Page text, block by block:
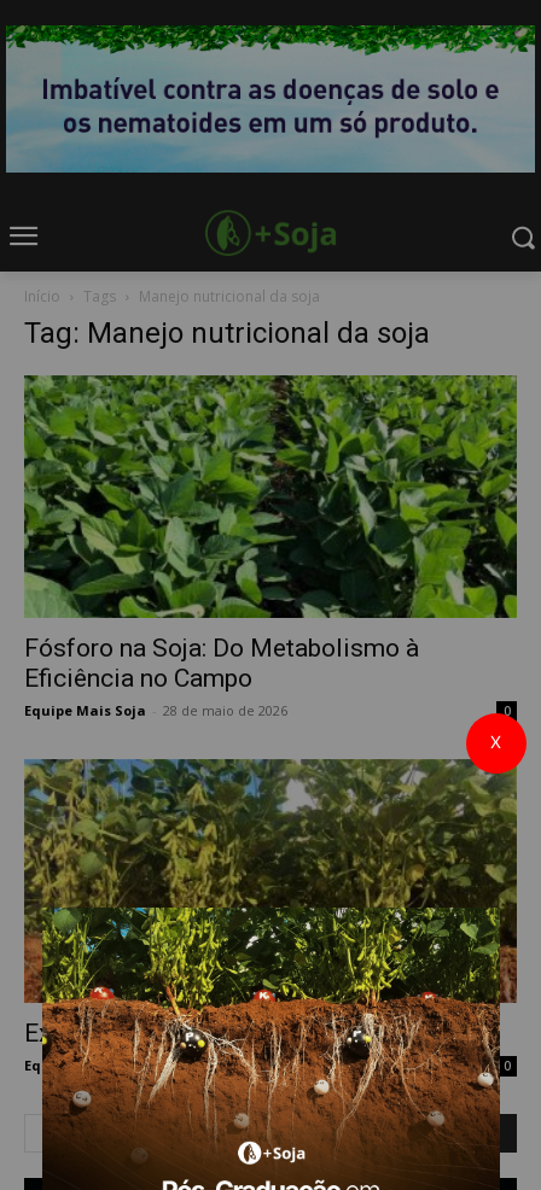
Início Tags Manejo nutricional da soja
Tag: Manejo nutricional da soja
Fósforo na Soja: Do Metabolismo à
Eficiência no Campo
Equipe Mais Soja 28 de maio de 2026 0
Exigências Nutricionais da Soja
Equipe Mais Soja - 25 de setembro de 2023 0
X